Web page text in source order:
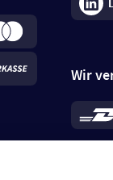
Wir
*
je